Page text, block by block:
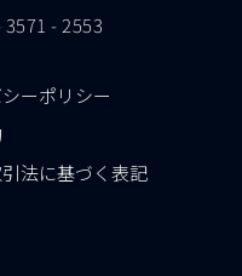
3571 - 2553
ーポリシー
法に基づく表記